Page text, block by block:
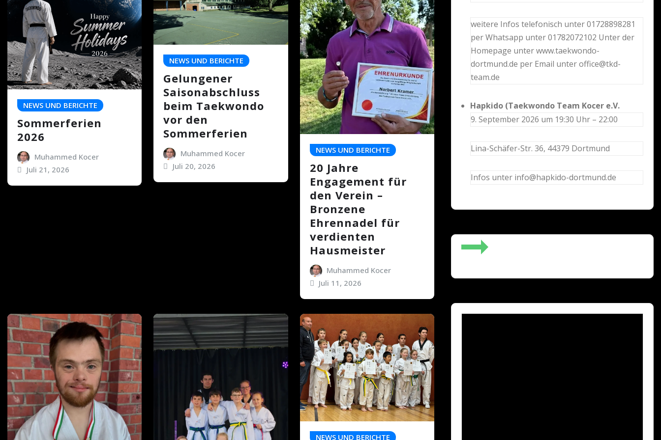
NEWS UND BERICHTE
Sommerferien
2026
Muhammed Kocer
Juli 21, 2026
NEWS UND BERICHTE
Gelungener
Saisonabschluss
beim Taekwondo
vor den
Sommerferien
Muhammed Kocer
Juli 20, 2026
NEWS UND BERICHTE
20 Jahre
Engagement für
den Verein –
Bronzene
Ehrennadel für
verdienten
Hausmeister
Muhammed Kocer
Juli 11, 2026
NEWS UND BERICHTE
weitere Infos telefonisch unter 01728898281
per Whatsapp unter 01782072102 Unter der
Homepage unter www.taekwondo-
dortmund.de per Email unter office@tkd-
team.de
Hapkido (Taekwondo Team Kocer e.V.
9. September 2026 um 19:30 Uhr – 22:00
Lina-Schäfer-Str. 36, 44379 Dortmund
Infos unter info@hapkido-dortmund.de